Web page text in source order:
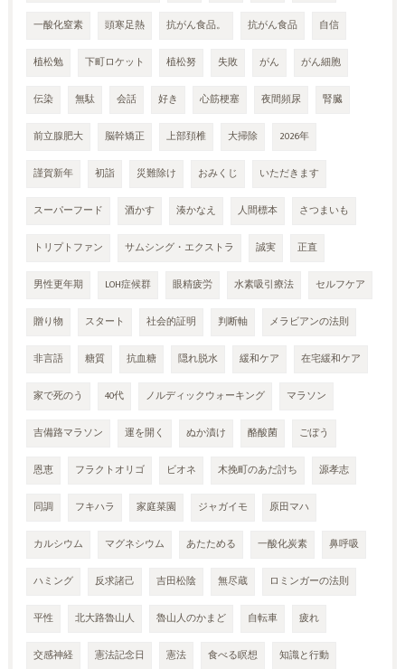
一酸化窒素 頭寒足熱 抗がん食品。 抗がん食品 自信
植松勉 下町ロケット 植松努 失敗 がん がん細胞
伝染 無駄 会話 好き 心筋梗塞 夜間頻尿 腎臓
前立腺肥大 脳幹矯正 上部頚椎 大掃除 2026年
謹賀新年 初詣 災難除け おみくじ いただきます
スーパーフード 酒かす 湊かなえ 人間標本 さつまいも
トリプトファン サムシング・エクストラ 誠実 正直
男性更年期 LOH症候群 眼精疲労 水素吸引療法 セルフケア
贈り物 スタート 社会的証明 判断軸 メラビアンの法則
非言語 糖質 抗血糖 隠れ脱水 緩和ケア 在宅緩和ケア
家で死のう 40代 ノルディックウォーキング マラソン
吉備路マラソン 運を開く ぬか漬け 酪酸菌 ごぼう
恩恵 フラクトオリゴ ビオネ 木挽町のあだ討ち 源孝志
同調 フキハラ 家庭菜園 ジャガイモ 原田マハ
カルシウム マグネシウム あたためる 一酸化炭素 鼻呼吸
ハミング 反求諸己 吉田松陰 無尽蔵 ロミンガーの法則
平性 北大路魯山人 魯山人のかまど 自転車 疲れ
交感神経 憲法記念日 憲法 食べる瞑想 知識と行動